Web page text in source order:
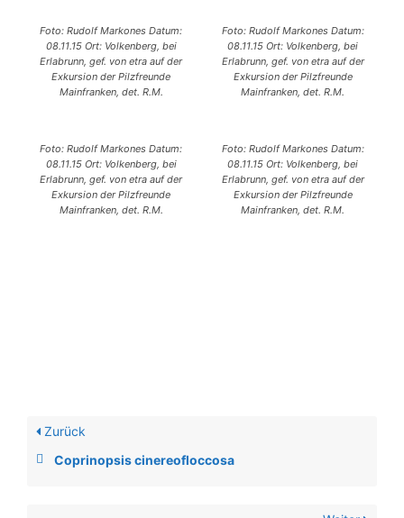
Foto: Rudolf Markones Datum:
08.11.15 Ort: Volkenberg, bei
Erlabrunn, gef. von etra auf der
Exkursion der Pilzfreunde
Mainfranken, det. R.M.
Foto: Rudolf Markones Datum:
08.11.15 Ort: Volkenberg, bei
Erlabrunn, gef. von etra auf der
Exkursion der Pilzfreunde
Mainfranken, det. R.M.
Foto: Rudolf Markones Datum:
08.11.15 Ort: Volkenberg, bei
Erlabrunn, gef. von etra auf der
Exkursion der Pilzfreunde
Mainfranken, det. R.M.
Foto: Rudolf Markones Datum:
08.11.15 Ort: Volkenberg, bei
Erlabrunn, gef. von etra auf der
Exkursion der Pilzfreunde
Mainfranken, det. R.M.
Zurück
Coprinopsis cinereofloccosa